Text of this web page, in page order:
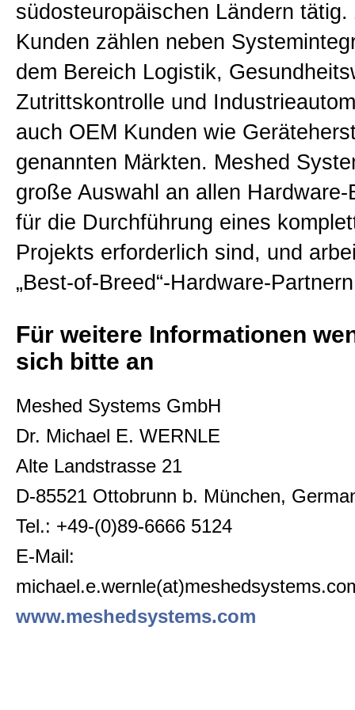
südosteuropäischen Ländern tätig.
Kunden zählen neben
dem Bereich Logistik,
Zutrittskontrolle und
auch OEM Kunden wie
genannten Märkten. Meshed
große Auswahl an allen
für die Durchführung eines
Projekts erforderlich sind, und
„Best-of-Breed“-Hardware-
Für weitere Informationen
sich bitte an
Meshed Systems GmbH
Dr. Michael E. WERNLE
Alte Landstrasse 21
D-85521 Ottobrunn b. München,
Tel.: +49-(0)89-6666 5124
E-Mail:
www.meshedsystems.com